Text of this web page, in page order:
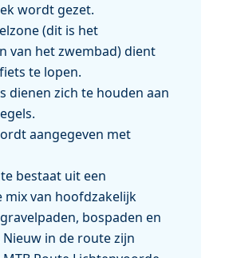
wordt gezet.
(dit is het
van het zwembad) dient
te lopen.
dienen zich te houden aan
aangegeven met
bestaat uit een
mix van hoofdzakelijk
bospaden en
in de route zijn